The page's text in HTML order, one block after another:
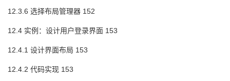
12.3.6 选择布局管理器 152
12.4 实例：设计用户登录界面 153
12.4.1 设计界面布局 153
12.4.2 代码实现 153